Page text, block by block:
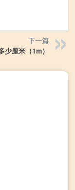
下一篇
少厘米（1m）